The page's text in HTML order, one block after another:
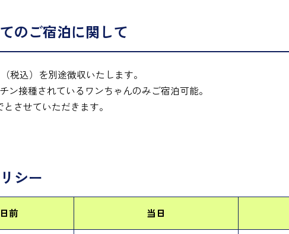
のご宿泊に関して
税込）を別途徴収いたします。
ン接種されているワンちゃんのみご宿泊可能。
させていただきます。
シー
前 当日